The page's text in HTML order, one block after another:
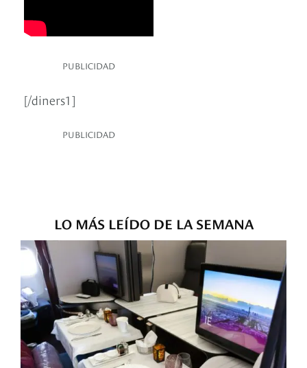
PUBLICIDAD
[/diners1]
PUBLICIDAD
LO MÁS LEÍDO DE LA SEMANA